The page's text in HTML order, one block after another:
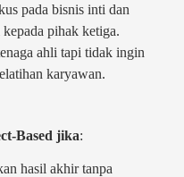
pada bisnis inti dan
pihak ketiga.
ahli tapi tidak ingin
karyawan.
Based jika:
hasil akhir tanpa